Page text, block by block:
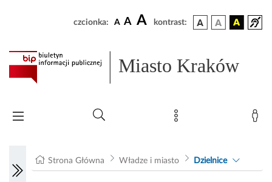
czcionka: A A A kontrast:
Miasto Kraków
Strona Główna Władze i miasto Dzielnice